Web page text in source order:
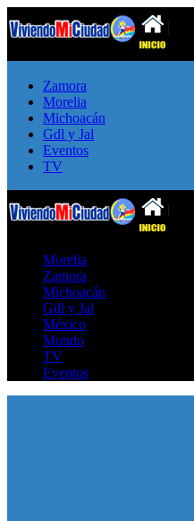
Zamora
Morelia
Michoacán
Gdl y Jal
Eventos
TV
Morelia
Zamora
Michoacán
Gdl y Jal
México
Mundo
TV
Eventos